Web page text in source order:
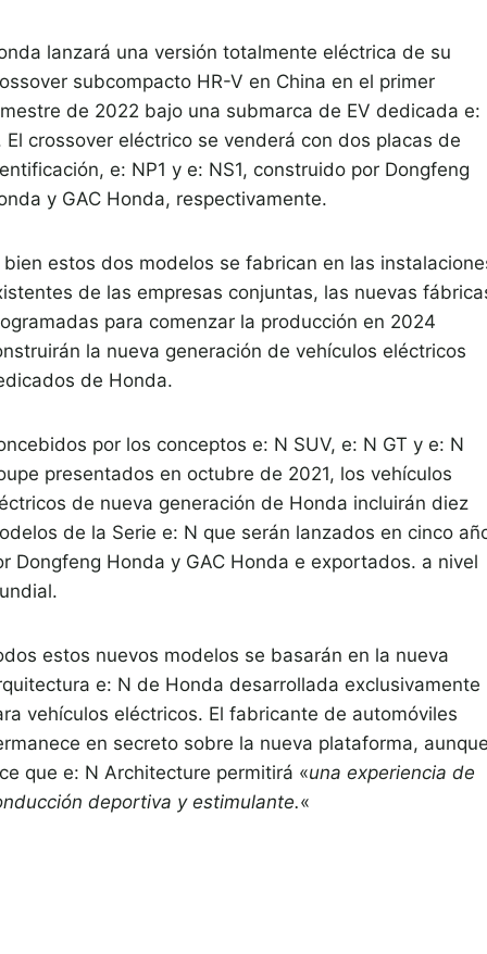
lanzará una versión totalmente eléctrica de su
subcompacto HR-V en China en el primer
de 2022 bajo una submarca de EV dedicada e:
El crossover eléctrico se venderá con dos placas de
e: NP1 y e: NS1, construido por Dongfeng
y GAC Honda, respectivamente.
bien estos dos modelos se fabrican en las
de las empresas conjuntas, las nuevas
para comenzar la producción en 2024
la nueva generación de vehículos eléctricos
de Honda.
por los conceptos e: N SUV, e: N GT y e: N
presentados en octubre de 2021, los vehículos
de nueva generación de Honda incluirán diez
de la Serie e: N que serán lanzados en cinco
Dongfeng Honda y GAC Honda e exportados. a nivel
estos nuevos modelos se basarán en la nueva
e: N de Honda desarrollada exclusivamente
vehículos eléctricos. El fabricante de automóviles
en secreto sobre la nueva plataforma,
que e: N Architecture permitirá «una experiencia de
deportiva y estimulante.«